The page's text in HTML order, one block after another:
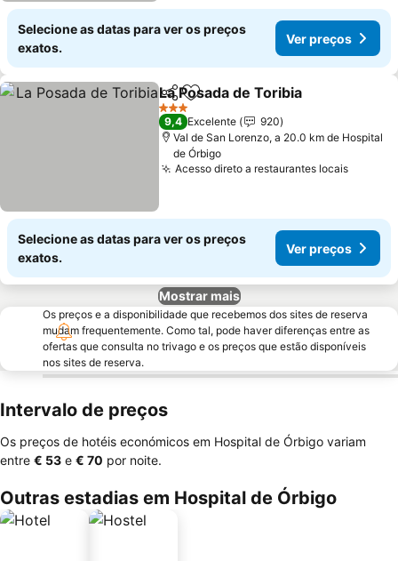
Selecione as datas para ver os preços
exatos.
Ver preços
PartilharAdicionar aos favoritos
La Posada de Toribia
3 Estrelas
9,4 Excelente
920
Val de San Lorenzo, a 20.0 km de Hospital
de Órbigo
Acesso direto a restaurantes locaisVer
Selecione as datas para ver os preços
exatos.
Ver preços
Mostrar mais
Os preços e a disponibilidade que recebemos dos sites de reserva
mudam frequentemente. Como tal, pode haver diferenças entre as
ofertas que consulta no trivago e os preços que estão disponíveis
nos sites de reserva.
Intervalo de preços
Os preços de hotéis económicos em Hospital de Órbigo variam
entre ‎€ 53 e ‎€ 70 por noite.
Outras estadias em Hospital de Órbigo